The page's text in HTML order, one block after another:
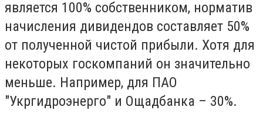
является 100% собственником, норматив
начисления дивидендов составляет 50%
от полученной чистой прибыли. Хотя для
некоторых госкомпаний он значительно
меньше. Например, для ПАО
"Укргидроэнерго" и Ощадбанка – 30%.